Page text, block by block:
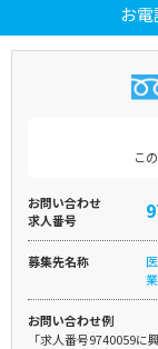
お
こ
お問い合わせ
求人番号
募集先名称
お問い合わせ例
「求人番号9740059に